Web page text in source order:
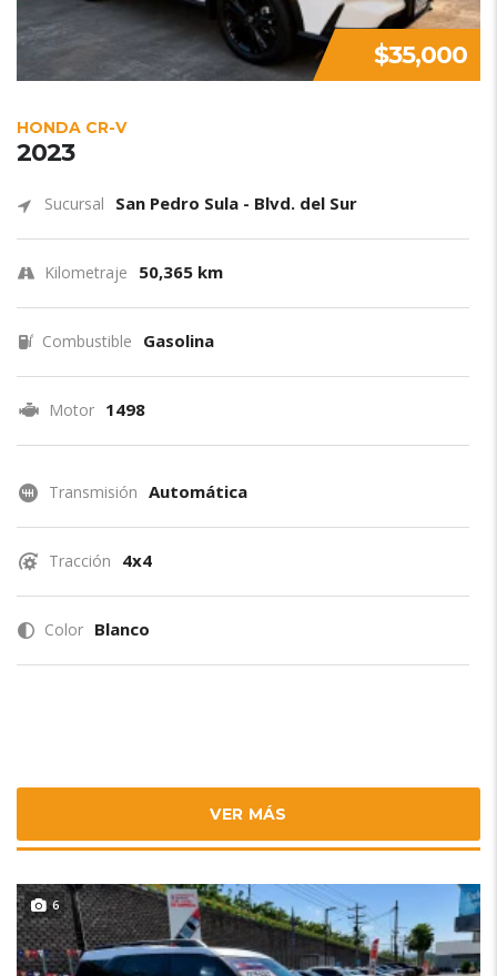
$35,000
HONDA CR-V
2023
Sucursal San Pedro Sula - Blvd. del Sur
Kilometraje 50,365 km
Combustible Gasolina
Motor 1498
Transmisión Automática
Tracción 4x4
Color Blanco
VER MÁS
6